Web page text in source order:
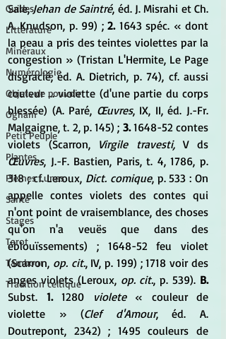
Guides
Littérature
Minéraux
Numérologie
Objets de pouvoir
Ogham
Petit Peuple
Plantes
Pleines Lunes
Santé
Stages
Tarot
Tambour
Tradition celtique
Sale, Jehan de Saintré, éd. J. Misrahi et Ch.
A. Knudson, p. 99) ; 2. 1643 spéc. « dont
la peau a pris des teintes violettes par la
congestion » (Tristan L'Hermite, Le Page
disgracié, éd. A. Dietrich, p. 74), cf. aussi
couleur ... violette (d'une partie du corps
blessée) (A. Paré, Œuvres, IX, II, éd. J.-Fr.
Malgaigne, t. 2, p. 145) ; 3. 1648-52 contes
violets (Scarron, Virgile travesti,
Œuvres, J.-F. Bastien, Paris, t. 4, 1786, p.
318 ; cf. Leroux, Dict. comique, p. 533 : On
appelle contes violets des contes qui
n'ont point de vraisemblance, des choses
qu'on n'a veuës que dans des
éblouïssements) ; 1648-52 feu violet
(Scarron, op. cit., IV, p. 199) ; 1718 voir des
anges violets (Leroux, op. cit., p. 539). B.
Subst. 1. 1280 violete « couleur de
violette » (Clef d'Amour, éd. A.
Doutrepont, 2342) ; 1495 couleurs de